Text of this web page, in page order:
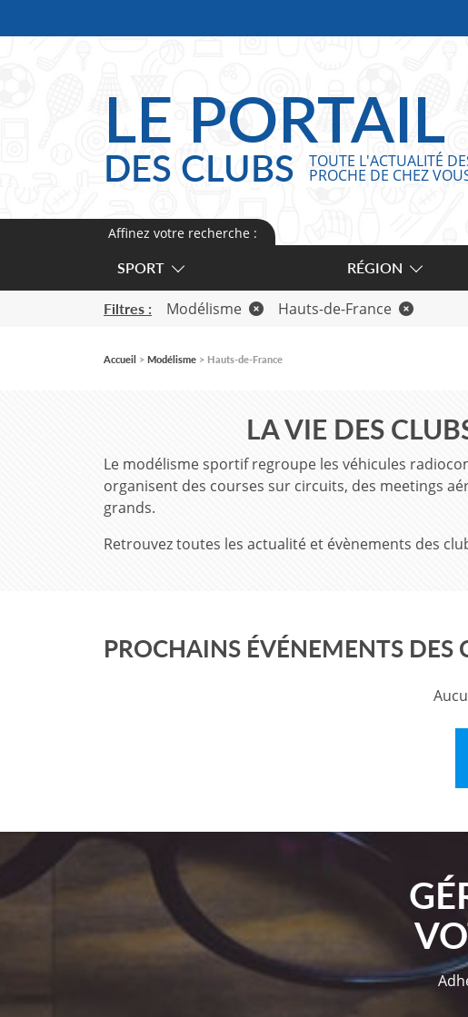
LA VIE DES
Le modélisme sportif regroupe les véhicules
organisent des courses sur circuits, des meetings
grands.
Retrouvez toutes les actualité et évènements des
PROCHAINS ÉVÉNEMENTS
Affinez votre recherche :
SPORT
RÉGION
Filtres : Modélisme Hauts-de-France
Accueil Modélisme Hauts-de-France
LE PORTAIL
DES CLUBS TOUTE L'ACTUALITÉ
PROCHE DE CHEZ